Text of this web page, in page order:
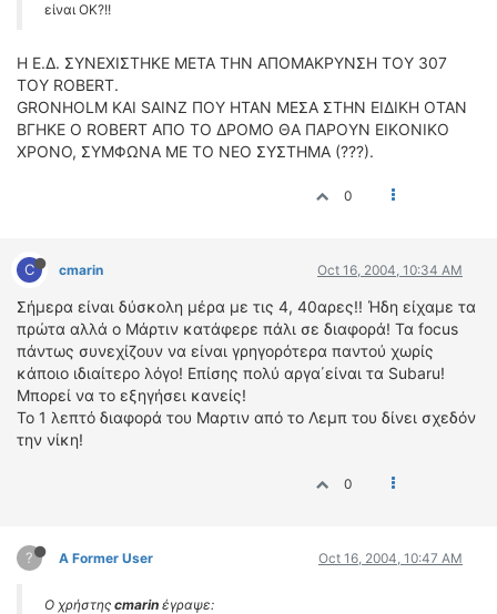
είναι ΟΚ?!!
Η Ε.Δ. ΣΥΝΕΧΙΣΤΗΚΕ ΜΕΤΑ ΤΗΝ ΑΠΟΜΑΚΡΥΝΣΗ ΤΟΥ 307
TOY ROBERT.
GRONHOLM KAI SAINZ ΠΟΥ ΗΤΑΝ ΜΕΣΑ ΣΤΗΝ ΕΙΔΙΚΗ ΟΤΑΝ
ΒΓΗΚΕ Ο ROBERT ΑΠΟ ΤΟ ΔΡΟΜΟ ΘΑ ΠΑΡΟΥΝ ΕΙΚΟΝΙΚΟ
ΧΡΟΝΟ, ΣΥΜΦΩΝΑ ΜΕ ΤΟ ΝΕΟ ΣΥΣΤΗΜΑ (???).
0
C cmarin Oct 16, 2004, 10:34 AM
Σήμερα είναι δύσκολη μέρα με τις 4, 40αρες!! Ήδη είχαμε τα
πρώτα αλλά ο Μάρτιν κατάφερε πάλι σε διαφορά! Τα focus
πάντως συνεχίζουν να είναι γρηγορότερα παντού χωρίς
κάποιο ιδιαίτερο λόγο! Επίσης πολύ αργα΄είναι τα Subaru!
Mπορεί να το εξηγήσει κανείς!
To 1 λεπτό διαφορά του Μαρτιν από το Λεμπ του δίνει σχεδόν
την νίκη!
0
? A Former User Oct 16, 2004, 10:47 AM
Ο χρήστης cmarin έγραψε: